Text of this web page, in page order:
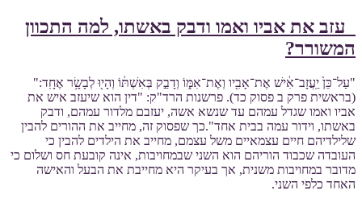
עזב את אביו ואמו ודבק באשתו, למה התכוון
המשורר?
"עַל־כֵּן֙ יַֽעֲזָב־אִ֔ישׁ אֶת־אָבִ֖יו וְאֶת־אִמּ֑וֹ וְדָבַ֣ק בְּאִשְׁתּ֔וֹ וְהָי֖וּ לְבָשָׂ֥ר אֶחָֽד:"
(בראשית פרק ב פסוק כד). פרשנות הרד"ק: "דין הוא שיעזב איש את
אביו ואמו שגדל עמהם עד שנשא אשה, יעזבם מלדור עמהם, ודבק
באשתו, וידור עמה בבית אחד".כך שפסוק זה, מחייב את ההורים להבין
שלילדיהם חיים עצמאיים משל עצמם, מחייב את הילדים להבין כי
העובדה שכבוד הוריהם הוא השני שבמחויבות, אינה קובעת חס ושלום כי
מדובר במחויבות משנית, אך בעיקר היא מחייבת את הבעל והאישה
האחד כלפי השני.